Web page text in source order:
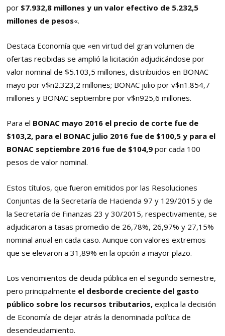
por $7.932,8 millones y un valor efectivo de 5.232,5
millones de pesos«.
Destaca Economía que «en virtud del gran volumen de
ofertas recibidas se amplió la licitación adjudicándose por
valor nominal de $5.103,5 millones, distribuidos en BONAC
mayo por v$n2.323,2 millones; BONAC julio por v$n1.854,7
millones y BONAC septiembre por v$n925,6 millones.
Para el BONAC mayo 2016 el precio de corte fue de
$103,2, para el BONAC julio 2016 fue de $100,5 y para el
BONAC septiembre 2016 fue de $104,9 por cada 100
pesos de valor nominal.
Estos títulos, que fueron emitidos por las Resoluciones
Conjuntas de la Secretaría de Hacienda 97 y 129/2015 y de
la Secretaría de Finanzas 23 y 30/2015, respectivamente, se
adjudicaron a tasas promedio de 26,78%, 26,97% y 27,15%
nominal anual en cada caso. Aunque con valores extremos
que se elevaron a 31,89% en la opción a mayor plazo.
Los vencimientos de deuda pública en el segundo semestre,
pero principalmente el desborde creciente del gasto
público sobre los recursos tributarios, explica la decisión
de Economía de dejar atrás la denominada política de
desendeudamiento.